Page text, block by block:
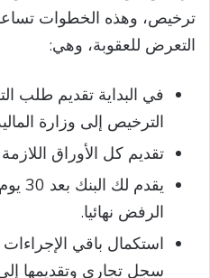
ترخيص، وهذه الخطوات
التعرض للعقوبة، وهي:
في البداية تقديم طلب
الترخيص إلى وزارة
تقديم كل الأوراق
يقدم
الرفض نهائيا.
استكمال باقي
سجل تجاري وتقديمها إلى